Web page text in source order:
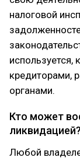
налоговой
используется,
кредиторами,
органами.
Кто может
ликвидацией?
Любой